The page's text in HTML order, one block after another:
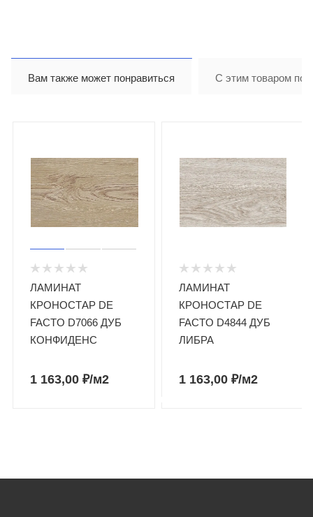
Вам также может понравиться С этим товаром
ЛАМИНАТ
КРОНОСТАР DE
FACTO D7066 ДУБ
КОНФИДЕНС
1 163,00 ₽/м2
ЛАМИНАТ
КРОНОСТАР DE
FACTO D4844 ДУБ
ЛИБРА
1 163,00 ₽/м2